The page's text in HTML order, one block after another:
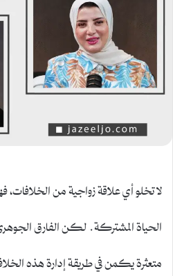
لا تخلو أي علاقة زواجية من
الحياة المشتركة. لكن الفارق
متعثرة يكمن في طريقة إدارة هذه